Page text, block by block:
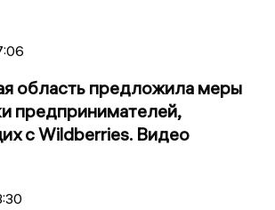
область предложила меры
предпринимателей,
с Wildberries. Видео